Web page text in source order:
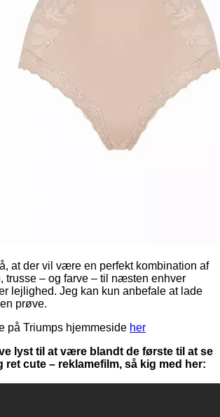
at der vil være en perfekt kombination af
trusse – og farve – til næsten enhver
lejlighed. Jeg kan kun anbefale at lade
prøve.
på Triumps hjemmeside her
lyst til at være blandt de første til at se
ret cute – reklamefilm, så kig med her: